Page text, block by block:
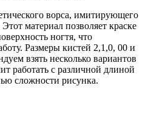
ворса, имитирующего
материал позволяет краске
ногтя, что
Размеры кистей 2,1,0, 00 и
взять несколько вариантов
работать с различной длиной
сложности рисунка.